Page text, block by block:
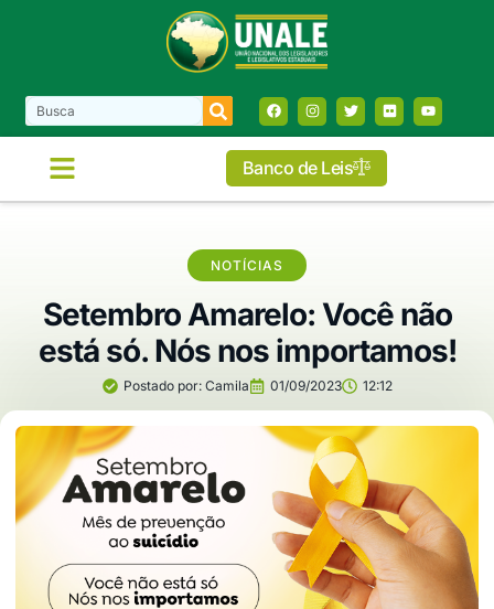
Banco de Leis
NOTÍCIAS
Setembro Amarelo: Você não
está só. Nós nos importamos!
Postado por:Camila 01/09/2023 12:12